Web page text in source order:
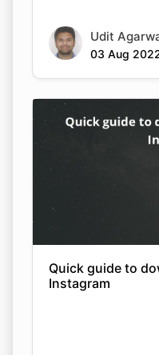
Udit
03 Aug
Quick guide to
Instagram